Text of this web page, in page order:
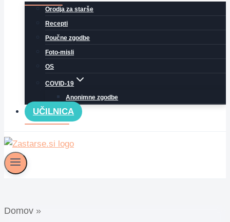
Orodja za starše
Recepti
Poučne zgodbe
Foto-misli
OS
COVID-19
Anonimne zgodbe
UČILNICA
Domov »